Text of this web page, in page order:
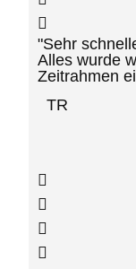
"Sehr
Alles wurde
Zeitrahmen
TR